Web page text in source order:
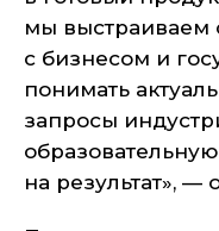
мы выстраиваем
с бизнесом и
понимать
запросы
на результат», —